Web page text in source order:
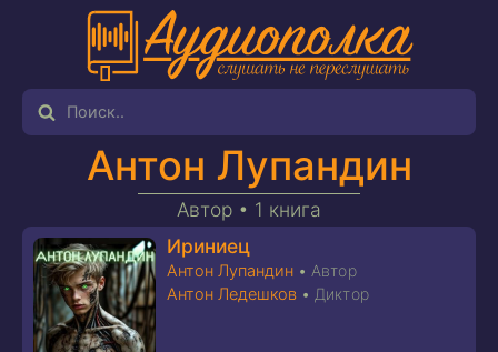
Антон Лупандин
Автор • 1 книга
Ириниец
Антон Лупандин • Автор
Антон Ледешков • Диктор